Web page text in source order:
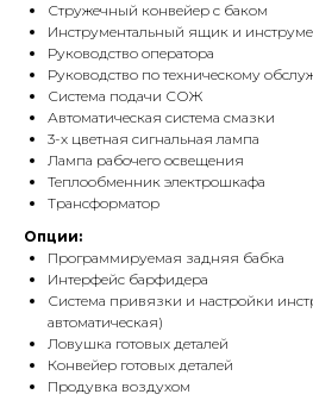
Стружечный конвейер с баком
Инструментальный ящик и
Руководство оператора
Руководство по техническому
Система подачи СОЖ
Автоматическая система смазки
3-х цветная сигнальная лампа
Лампа рабочего освещения
Теплообменник электрошкафа
Трансформатор
Опции:
Программируемая задняя бабка
Интерфейс барфидера
Система привязки и настройки
автоматическая)
Ловушка готовых деталей
Конвейер готовых деталей
Продувка воздухом